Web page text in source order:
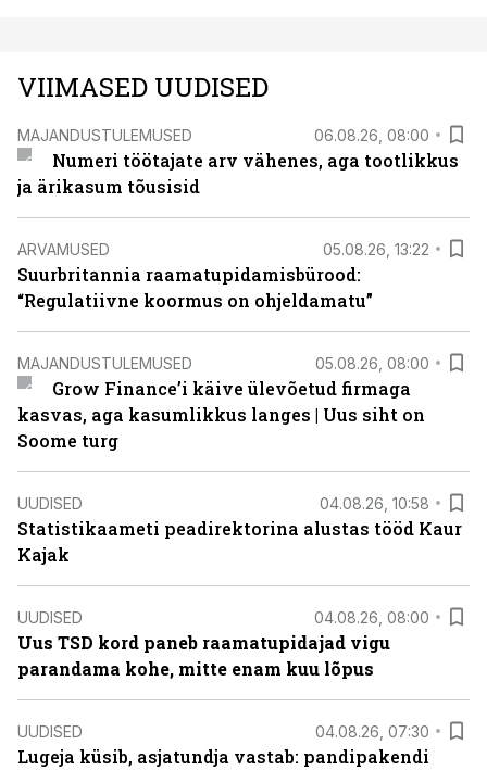
VIIMASED UUDISED
MAJANDUSTULEMUSED 06.08.26, 08:00
Numeri töötajate arv vähenes, aga tootlikkus
ja ärikasum tõusisid
ARVAMUSED 05.08.26, 13:22
Suurbritannia raamatupidamisbürood:
“Regulatiivne koormus on ohjeldamatu”
MAJANDUSTULEMUSED 05.08.26, 08:00
Grow Finance’i käive ülevõetud firmaga
kasvas, aga kasumlikkus langes | Uus siht on
Soome turg
UUDISED 04.08.26, 10:58
Statistikaameti peadirektorina alustas tööd Kaur
Kajak
UUDISED 04.08.26, 08:00
Uus TSD kord paneb raamatupidajad vigu
parandama kohe, mitte enam kuu lõpus
UUDISED 04.08.26, 07:30
Lugeja küsib, asjatundja vastab: pandipakendi